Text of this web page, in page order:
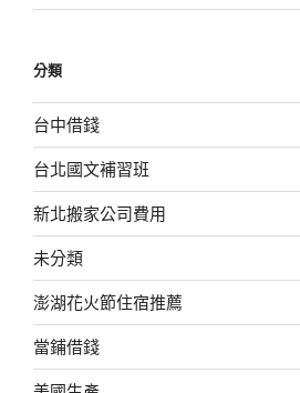
分類
台中借錢
台北國文補習班
新北搬家公司費用
未分類
澎湖花火節住宿推薦
當鋪借錢